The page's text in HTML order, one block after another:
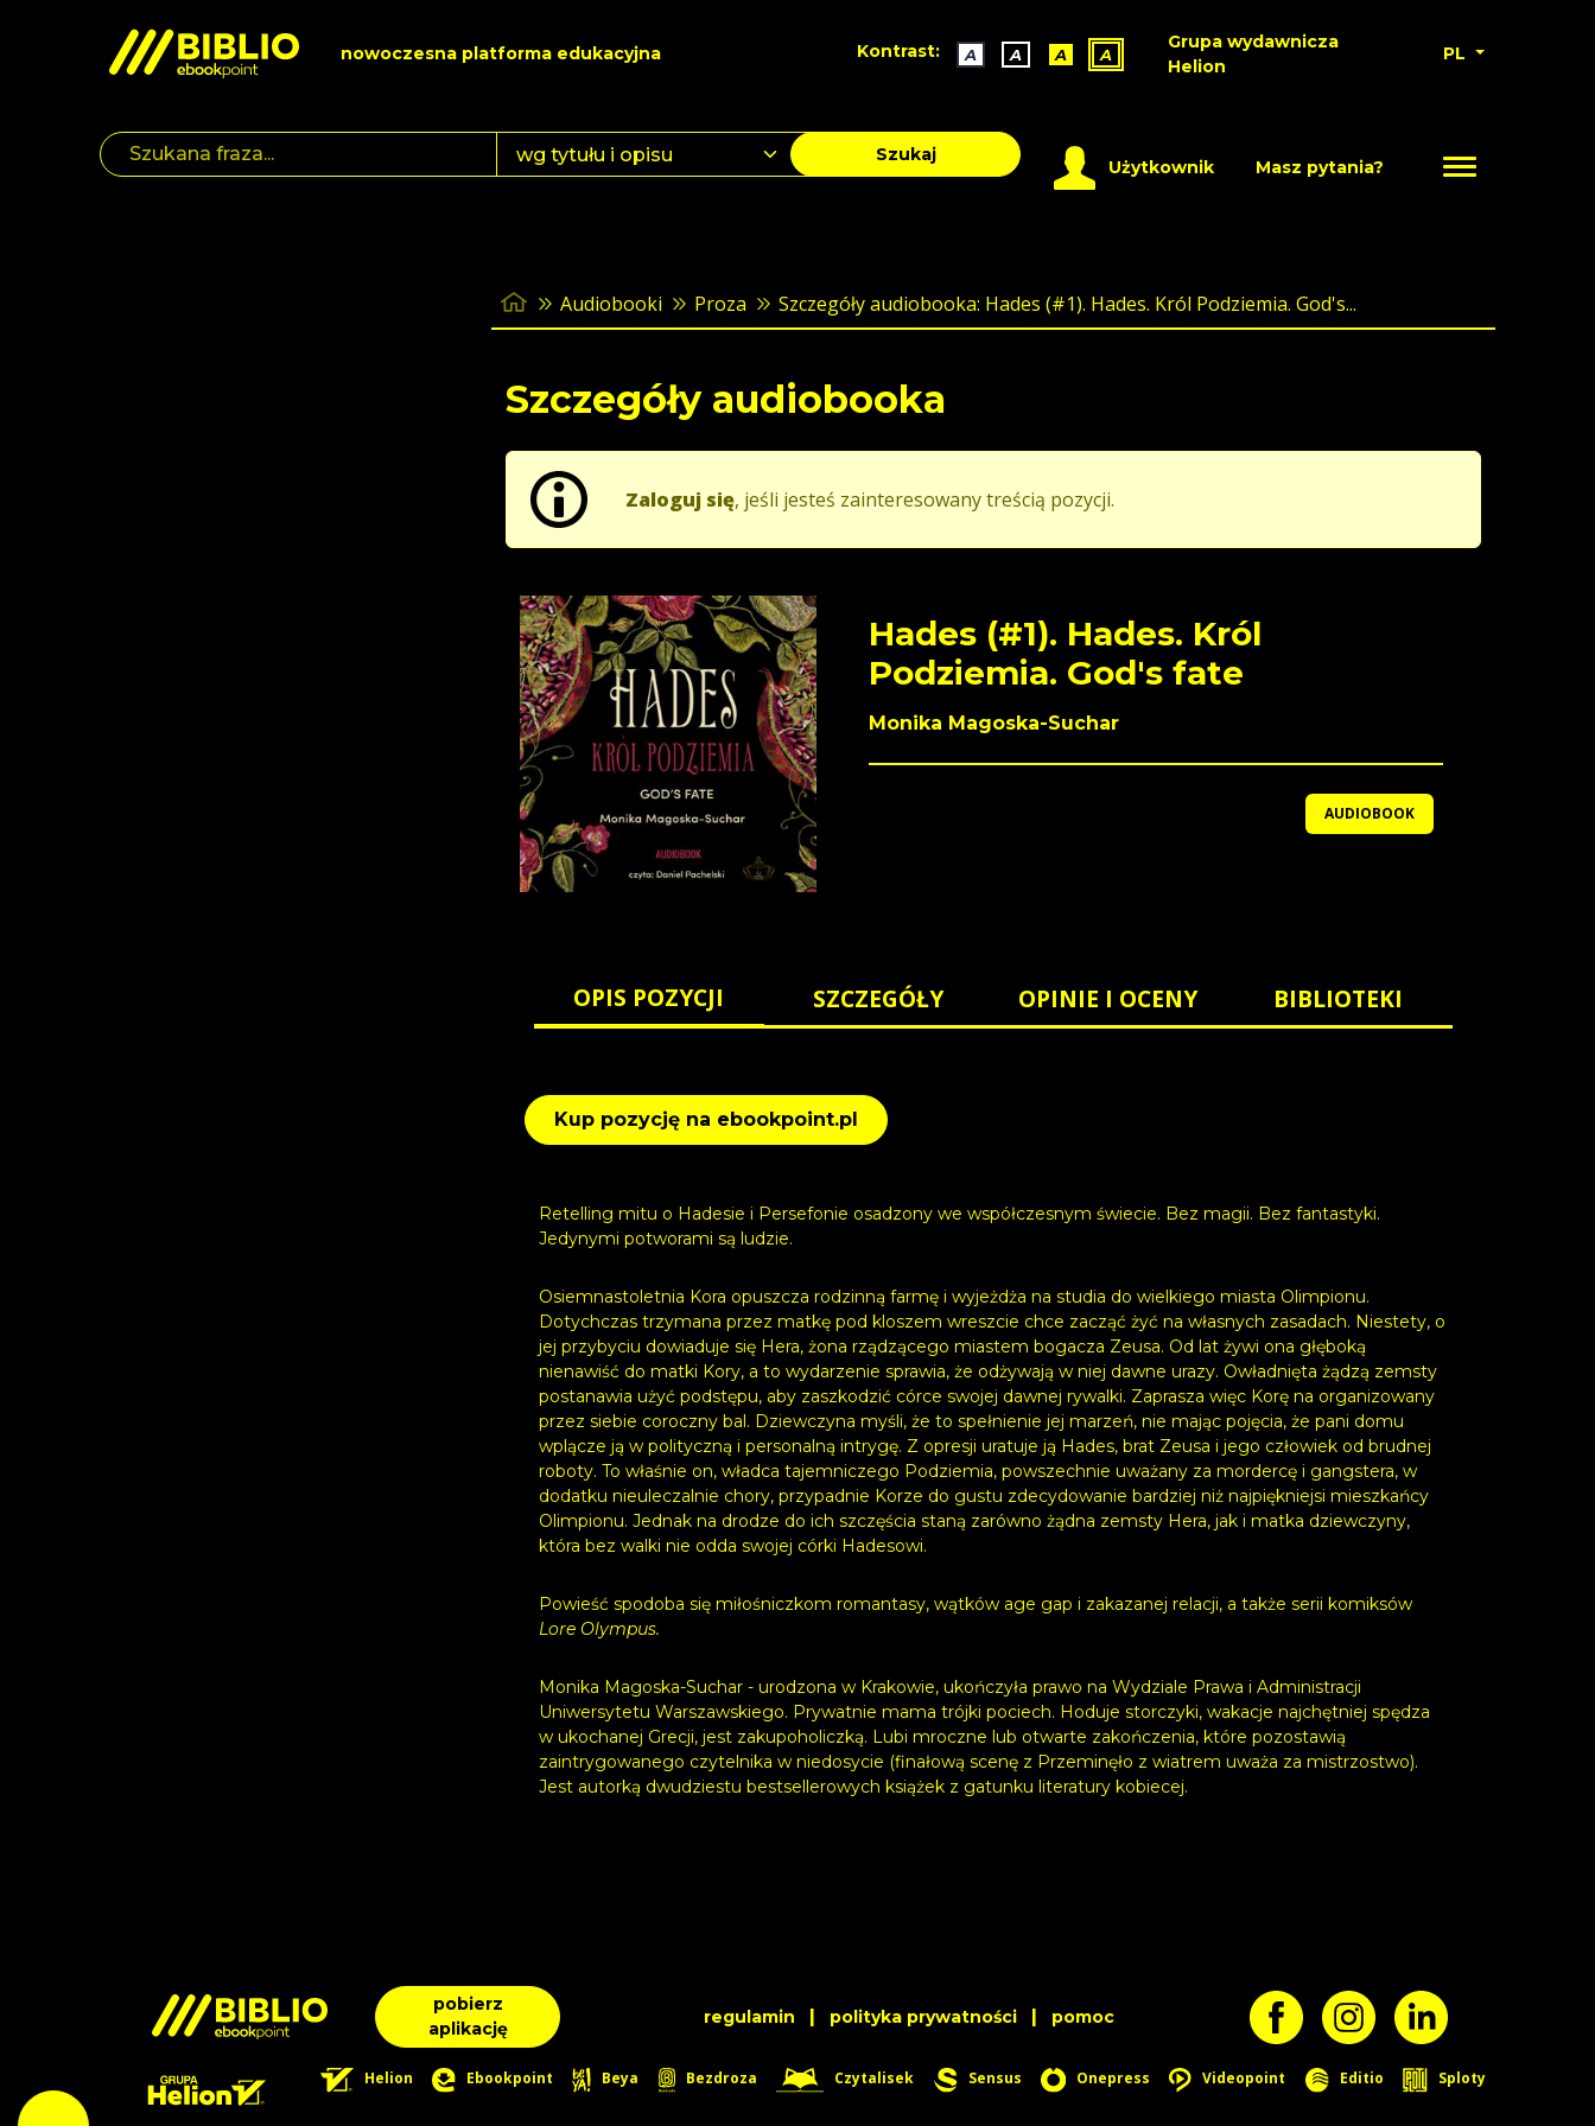
nowoczesna platforma edukacyjna Kontrast: A A A A
Grupa wydawnicza
Helion
PL
Szukaj
Użytkownik Masz pytania?
Audiobooki Proza Szczegóły audiobooka: Hades (#1). Hades. Król Podziemia. God's...
Szczegóły audiobooka
Zaloguj się, jeśli jesteś zainteresowany treścią pozycji.
Hades (#1). Hades. Król
Podziemia. God's fate
Monika Magoska-Suchar
AUDIOBOOK
OPIS POZYCJI SZCZEGÓŁY OPINIE I OCENY BIBLIOTEKI
Kup pozycję na ebookpoint.pl
Retelling mitu o Hadesie i Persefonie osadzony we współczesnym świecie. Bez magii. Bez fantastyki.
Jedynymi potworami są ludzie.
Osiemnastoletnia Kora opuszcza rodzinną farmę i wyjeżdża na studia do wielkiego miasta Olimpionu.
Dotychczas trzymana przez matkę pod kloszem wreszcie chce zacząć żyć na własnych zasadach. Niestety, o
jej przybyciu dowiaduje się Hera, żona rządzącego miastem bogacza Zeusa. Od lat żywi ona głęboką
nienawiść do matki Kory, a to wydarzenie sprawia, że odżywają w niej dawne urazy. Owładnięta żądzą zemsty
postanawia użyć podstępu, aby zaszkodzić córce swojej dawnej rywalki. Zaprasza więc Korę na organizowany
przez siebie coroczny bal. Dziewczyna myśli, że to spełnienie jej marzeń, nie mając pojęcia, że pani domu
wplącze ją w polityczną i personalną intrygę. Z opresji uratuje ją Hades, brat Zeusa i jego człowiek od brudnej
roboty. To właśnie on, władca tajemniczego Podziemia, powszechnie uważany za mordercę i gangstera, w
dodatku nieuleczalnie chory, przypadnie Korze do gustu zdecydowanie bardziej niż najpiękniejsi mieszkańcy
Olimpionu. Jednak na drodze do ich szczęścia staną zarówno żądna zemsty Hera, jak i matka dziewczyny,
która bez walki nie odda swojej córki Hadesowi.
Powieść spodoba się miłośniczkom romantasy, wątków age gap i zakazanej relacji, a także serii komiksów
Lore Olympus.
Monika Magoska-Suchar - urodzona w Krakowie, ukończyła prawo na Wydziale Prawa i Administracji
Uniwersytetu Warszawskiego. Prywatnie mama trójki pociech. Hoduje storczyki, wakacje najchętniej spędza
w ukochanej Grecji, jest zakupoholiczką. Lubi mroczne lub otwarte zakończenia, które pozostawią
zaintrygowanego czytelnika w niedosycie (finałową scenę z Przeminęło z wiatrem uważa za mistrzostwo).
Jest autorką dwudziestu bestsellerowych książek z gatunku literatury kobiecej.
pobierz
aplikację
regulamin | polityka prywatności | pomoc
Helion Ebookpoint Beya Bezdroza Czytalisek Sensus Onepress Videopoint Editio Sploty